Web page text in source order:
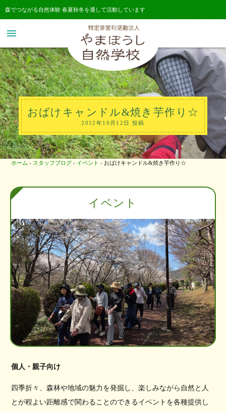
森でつながる自然体験 春夏秋冬を通して活動しています
menu
おばけキャンドル&焼き芋作り☆
2012年10月12日 投稿
ホーム › スタッフブログ › イベント › おばけキャンドル&焼き芋作り☆
イベント
個人・親子向け
四季折々、森林や地域の魅力を発掘し、楽しみながら自然と人
とが程よい距離感で関わることのできるイベントを各種提供し